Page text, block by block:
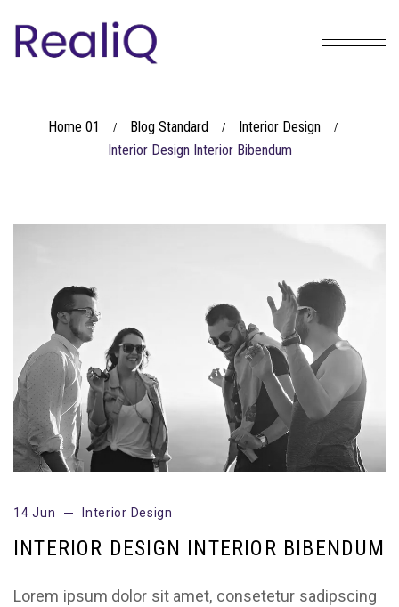
Home 01 / Blog Standard / Interior Design /
Interior Design Interior Bibendum
14 Jun Interior Design
INTERIOR DESIGN INTERIOR BIBENDUM
Lorem ipsum dolor sit amet, consetetur sadipscing